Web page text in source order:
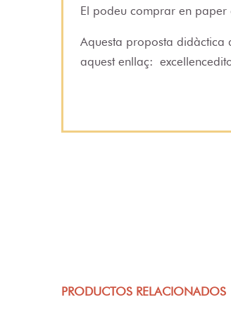
El podeu comprar en
Aquesta proposta didàctica
aquest enllaç:
PRODUCTOS RELACIONADOS